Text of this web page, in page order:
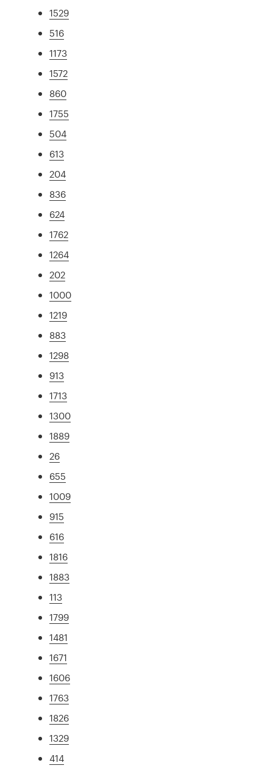
1529
516
1173
1572
860
1755
504
613
204
836
624
1762
1264
202
1000
1219
883
1298
913
1713
1300
1889
26
655
1009
915
616
1816
1883
113
1799
1481
1671
1606
1763
1826
1329
414